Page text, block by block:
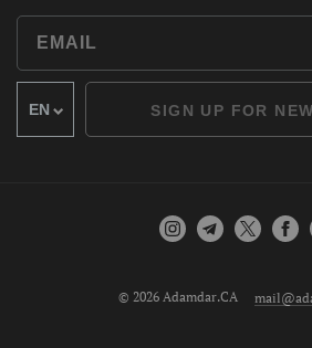
SIGN UP FOR
© 2026 Adamdar.CA